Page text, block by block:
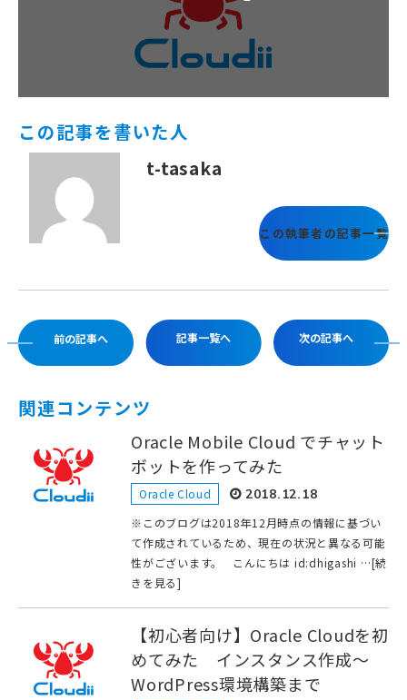
この記事を書いた人
t-tasaka
この執筆者の記事一覧
前の記事へ 記事一覧へ 次の記事へ
関連コンテンツ
Oracle Mobile Cloud でチャット
ボットを作ってみた
Oracle Cloud 2018.12.18
※このブログは2018年12月時点の情報に基づい
て作成されているため、現在の状況と異なる可能
性がございます。 こんにちは id:dhigashi …[続
きを見る]
【初心者向け】Oracle Cloudを初
めてみた インスタンス作成〜
WordPress環境構築まで